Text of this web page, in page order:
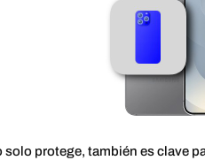
protege, también es clave